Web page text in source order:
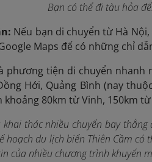
Bạn có thể đi tàu hỏa
Nếu bạn di chuyển từ Hà
Maps để có những chỉ
phương tiện di chuyển nhanh
Hới, Quảng Bình (nay
khoảng 80km từ Vinh, 150km
thác nhiều chuyến bay
hoạch du lịch biển Thiên Cầm
của nhiều chương trình khuyến